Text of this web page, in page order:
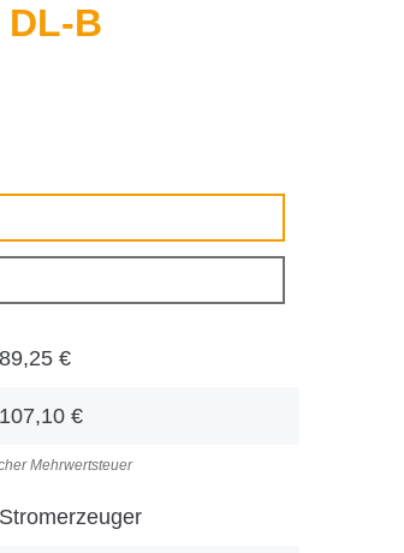
DL-B
89,25 €
107,10 €
Mehrwertsteuer
Stromerzeuger